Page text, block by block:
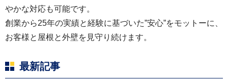
やかな対応も可能です。
創業から25年の実績と経験に基づいた”安心”をモットーに、
お客様と屋根と外壁を見守り続けます。
最新記事